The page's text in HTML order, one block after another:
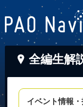
全編生解
イベント情報